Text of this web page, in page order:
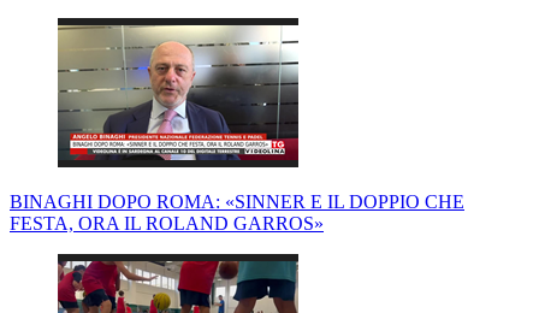
BINAGHI DOPO ROMA: «SINNER E IL DOPPIO CHE
FESTA, ORA IL ROLAND GARROS»